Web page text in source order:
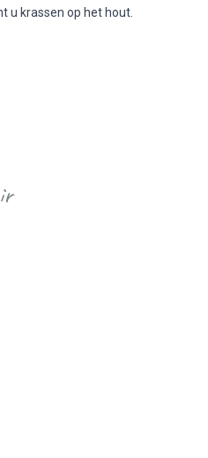
u krassen op het hout.